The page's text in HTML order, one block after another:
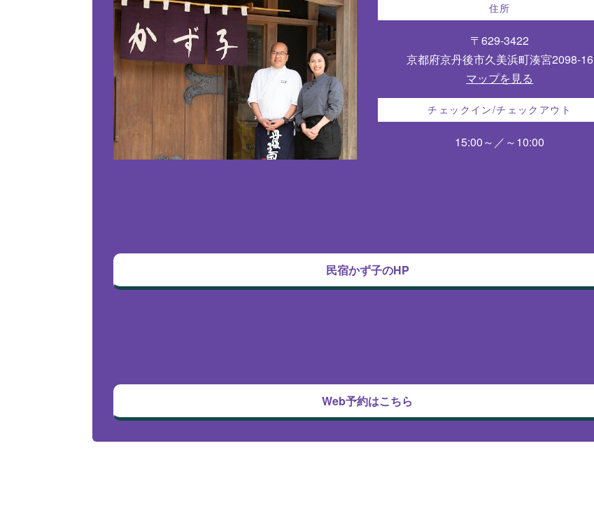
住所
〒629-3422
京都府京丹後市久美浜町湊宮2098-16
マップを見る
チェックイン/チェックアウト
15:00～／～10:00
民宿かず子のHP
Web予約はこちら